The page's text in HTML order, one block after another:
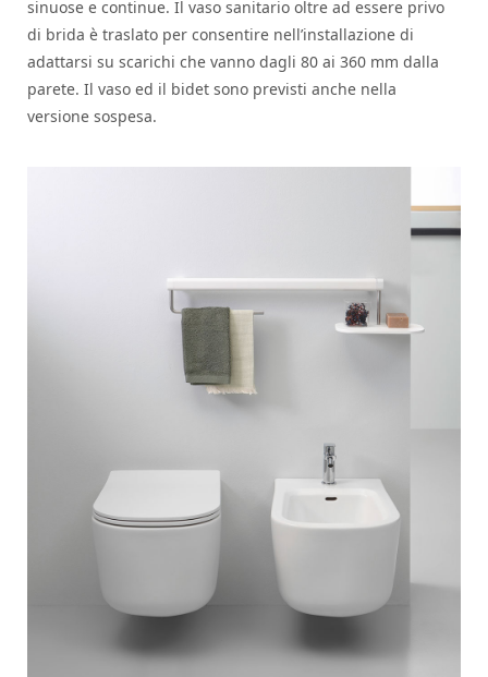
sinuose e continue. Il vaso sanitario oltre ad essere privo
di brida è traslato per consentire nell’installazione di
adattarsi su scarichi che vanno dagli 80 ai 360 mm dalla
parete. Il vaso ed il bidet sono previsti anche nella
versione sospesa.